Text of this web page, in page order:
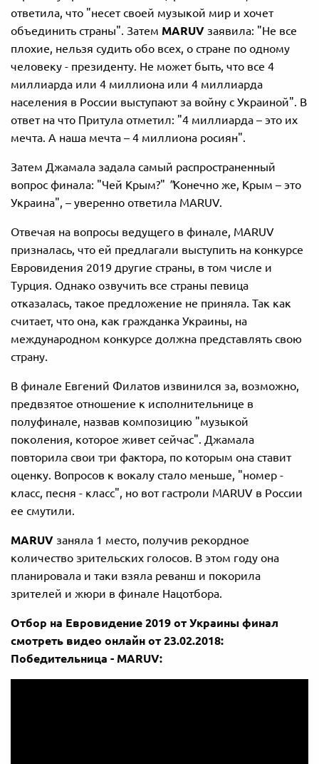
ответила, что "несет своей музыкой мир и хочет
объединить страны". Затем MARUV заявила: "Не все
плохие, нельзя судить обо всех, о стране по одному
человеку - президенту. Не может быть, что все 4
миллиарда или 4 миллиона или 4 миллиарда
населения в России выступают за войну с Украиной". В
ответ на что Притула отметил: "4 миллиарда – это их
мечта. А наша мечта – 4 миллиона росиян".
Затем Джамала задала самый распространенный
вопрос финала: "Чей Крым?" "Конечно же, Крым – это
Украина", – уверенно ответила MARUV.
Отвечая на вопросы ведущего в финале, MARUV
призналась, что ей предлагали выступить на конкурсе
Евровидения 2019 другие страны, в том числе и
Турция. Однако озвучить все страны певица
отказалась, такое предложение не приняла. Так как
считает, что она, как гражданка Украины, на
международном конкурсе должна представлять свою
страну.
В финале Евгений Филатов извинился за, возможно,
предвзятое отношение к исполнительнице в
полуфинале, назвав композицию "музыкой
поколения, которое живет сейчас". Джамала
повторила свои три фактора, по которым она ставит
оценку. Вопросов к вокалу стало меньше, "номер -
класс, песня - класс", но вот гастроли MARUV в России
ее смутили.
MARUV заняла 1 место, получив рекордное
количество зрительских голосов. В этом году она
планировала и таки взяла реванш и покорила
зрителей и жюри в финале Нацотбора.
Отбор на Евровидение 2019 от Украины финал
смотреть видео онлайн от 23.02.2018:
Победительница - MARUV: